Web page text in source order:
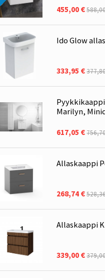
455,00 €
Ido Glow
333,95 €
Pyykkikaappi
Marilyn,
617,05 €
Allaskaappi
268,74 €
Allaskaappi
339,00 €